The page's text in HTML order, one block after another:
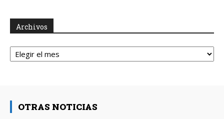
Archivos
Archivos
OTRAS NOTICIAS